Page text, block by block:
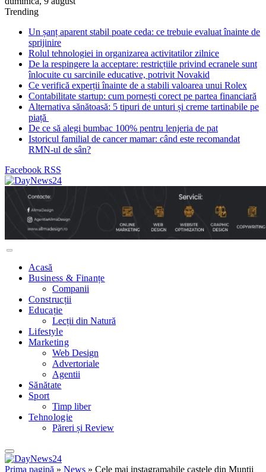
Trending
Un șanț aparent stabil poate ceda: ce trebuie evaluat înainte de
sprijinire
Rolul tehnologiei in organizarea activitatilor zilnice
De la respingere la acceptare: restricțiile privind ecranele sunt
înlocuite cu sarcinile educative, potrivit Novakid
Ce verifică experții înainte de a stabili valoarea unui Rolex
Contabilitate startup: cum pornești corect pe partea financiară
Alternativa sănătoasă: 5 tipuri de unturi și creme tartinabile pe
piață
De ce să alegi bumbac 100% pentru lenjeria de pat
Istoricul familial de cancer mamar: când este recomandat
RMN-ul de sân?
Facebook RSS
Acasă
Business & Finanțe
Companii
Construcții
Educație
Lecții din Natură
Lifestyle
Marketing
Web Design
Advertoriale
Agentii
Sănătate
Sport
Timp liber
Tehnologie
Păreri și Review
Prima pagină » News » Cele mai instagramabile castele din Munții